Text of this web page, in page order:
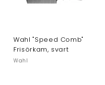
Wahl "Speed Comb"
Frisörkam, svart
Wahl